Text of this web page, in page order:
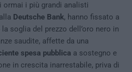
ormai i più grandi analisti
Deutsche Bank, hanno fissato a
la soglia del prezzo dell’oro nero in
saudite, affette da una
spesa pubblica a sostegno e
in crescita inarrestabile, priva di